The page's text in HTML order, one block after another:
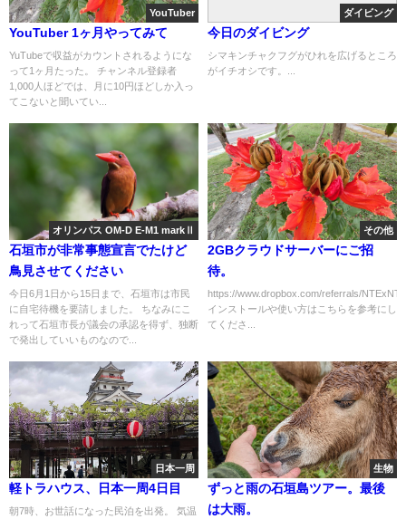
YouTuber
YouTuber 1ヶ月やってみて
YuTubeで収益がカウントされるようにな
って1ヶ月たった。 チャンネル登録者
1,000人ほどでは、月に10円ほどしか入っ
てこないと聞いてい...
ダイビング
今日のダイビング
シマキンチャクフグがひれを広げるところ
がイチオシです。...
オリンパス OM-D E-M1 markⅡ
石垣市が非常事態宣言でたけど
鳥見させてください
今日6月1日から15日まで、石垣市は市民
に自宅待機を要請しました。 ちなみにこ
れって石垣市長が議会の承認を得ず、独断
で発出していいものなので...
その他
2GBクラウドサーバーにご招
待。
https://www.dropbox.com/referrals/
インストールや使い方はこちらを参考にし
てくださ...
日本一周
軽トラハウス、日本一周4日目
朝7時、お世話になった民泊を出発。 気温
生物
ずっと雨の石垣島ツアー。最後
は大雨。